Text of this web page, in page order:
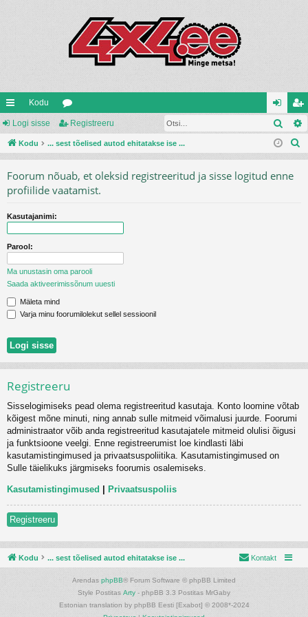
iirl
in
Kodu
oo
ru
og
i
eg
ist
Logi sisse Registreeru Otsi
Kodu ... sest tõelised autod ehitatakse ise ...
Foorum nõuab, et oleksid registreeritud ja sisse logitud enne
profiilide vaatamist.
Kasutajanimi:
Parool:
Ma unustasin oma parooli
Saada aktiveerimissõnum uuesti
Mäleta mind
Varja minu foorumilolekut sellel sessioonil
Registreeru
Sisselogimiseks pead olema registreeritud kasutaja. Konto loomine võtab
kõigest mõne minuti, ning annab sulle mitmeid võimalusi juurde. Foorumi
administraator võib anda registreeritud kasutajatele mitmeid olulisi õigusi
ja funktsioone veelgi. Enne registreerumist loe kindlasti läbi
kasutamistingimused ja privaatsuspoliitika. Kasutamistingimused on
Sulle täielikuks järgmiseks foorumis osalemiseks.
Kasutamistingimused | Privaatsuspoliis
Registreeru
Kodu ... sest tõelised autod ehitatakse ise ... Kontakt
Arendas phpBB® Forum Software © phpBB Limited
Style Postitas Arty - phpBB 3.3 Postitas MrGaby
Estonian translation by phpBB Eesti [Exabot] © 2008*-2024